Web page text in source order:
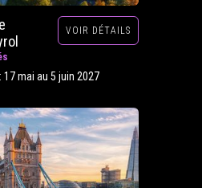
VOIR DÉTAILS
mai au 5 juin 2027